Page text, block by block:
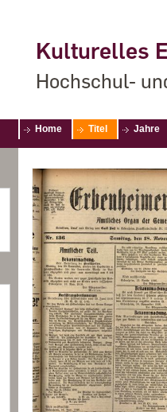
Kulturelles
Hochschul-
Home Titel Jahre